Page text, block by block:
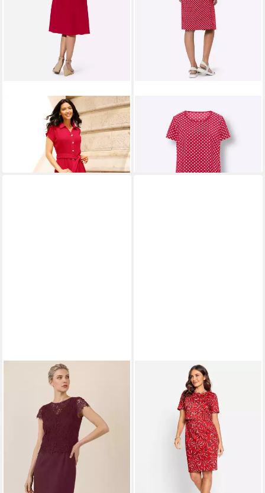
Etuikleid Kleid
Etuikleid Kleid
Kurzarm
29,00 €